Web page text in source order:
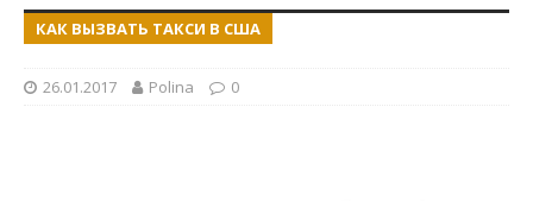
КАК ВЫЗВАТЬ ТАКСИ В США
26.01.2017 Polina 0